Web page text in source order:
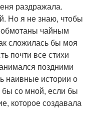
раздражала.
Но я не знаю, чтобы
обмотаны чайным
сложилась бы моя
почти все стихи
поздними
наивные истории о
со мной, если бы
которое создавала